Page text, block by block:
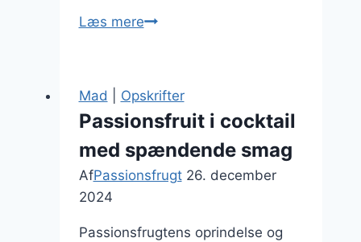
Læs merePassionsfrugt
som
drik
om
vinteren
Mad Opskrifter
Passionsfruit i cocktail
med spændende smag
AfPassionsfrugt 26. december
2024
Passionsfrugtens oprindelse og